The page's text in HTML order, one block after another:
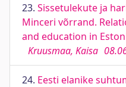
23. Sissetulekute ja
Minceri võrrand.
and education in
Kruusmaa, Kaisa
24. Eesti elanike